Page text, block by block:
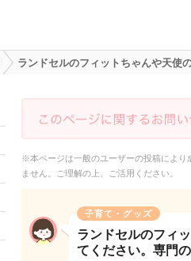
ランドセルのフィットちゃんや天使
※本ページは一般のユーザーの投稿により
ません。ご理解の上、ご活用ください。
子育て・グッズ
ランドセルのフィ
てください。専門